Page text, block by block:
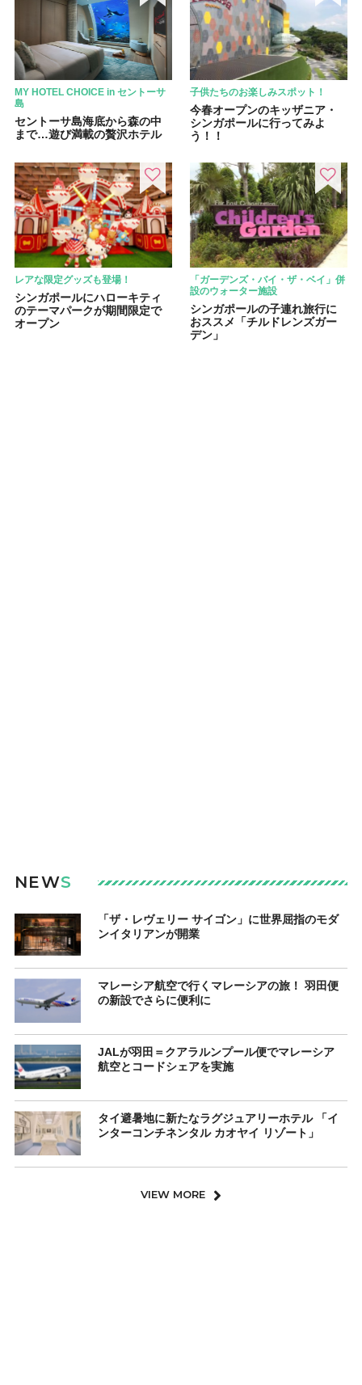
MY HOTEL CHOICE in セントーサ
島
セントーサ島海底から森の中
まで…遊び満載の贅沢ホテル
子供たちのお楽しみスポット！
今春オープンのキッザニア・
シンガポールに行ってみよ
う！！
レアな限定グッズも登場！
シンガポールにハローキティ
のテーマパークが期間限定で
オープン
「ガーデンズ・バイ・ザ・ベイ」併
設のウォーター施設
シンガポールの子連れ旅行に
おススメ「チルドレンズガー
デン」
NEWS
「ザ・レヴェリー サイゴン」に世界屈指のモダ
ンイタリアンが開業
マレーシア航空で行くマレーシアの旅！ 羽田便
の新設でさらに便利に
JALが羽田＝クアラルンプール便でマレーシア
航空とコードシェアを実施
タイ避暑地に新たなラグジュアリーホテル 「イ
ンターコンチネンタル カオヤイ リゾート」
VIEW MORE